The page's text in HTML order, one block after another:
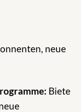
neue
Biete